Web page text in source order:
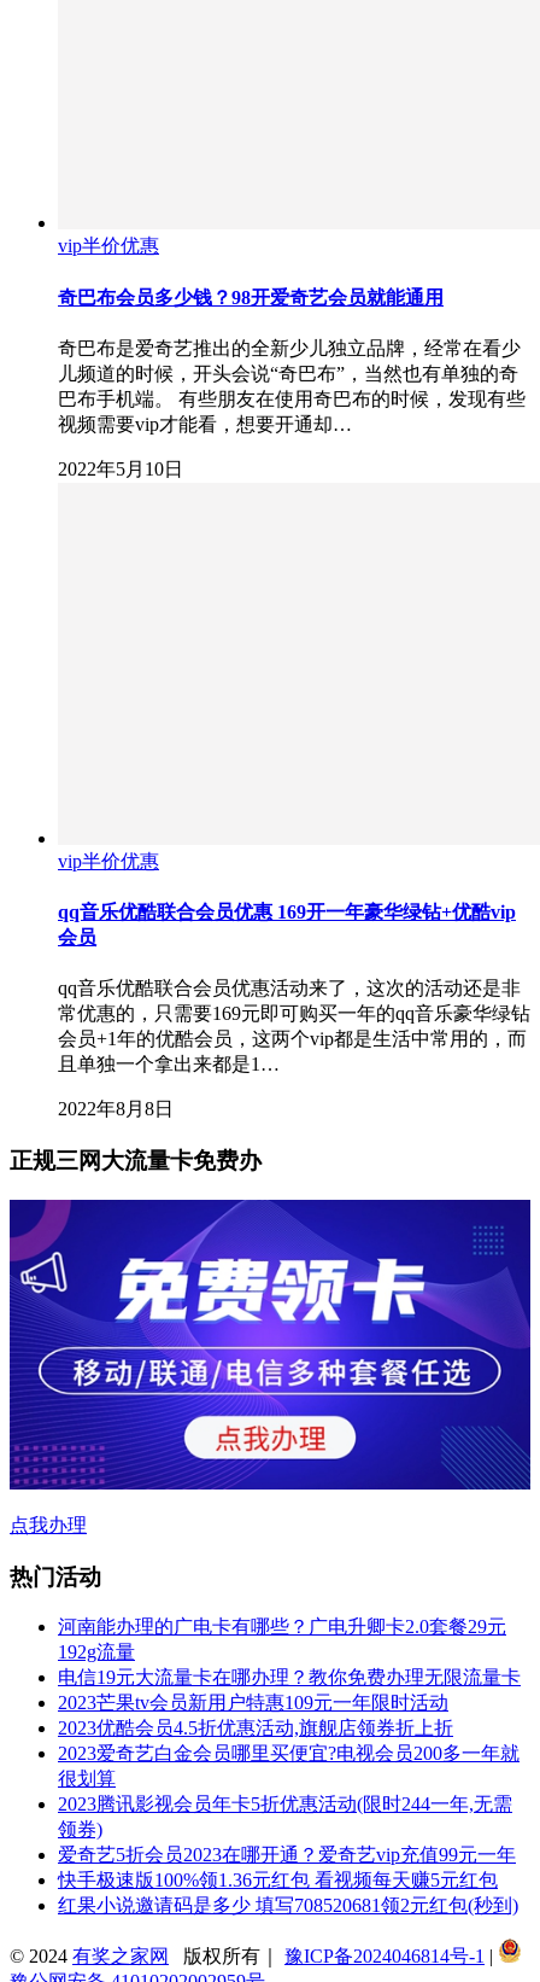
vip半价优惠
奇巴布会员多少钱？98开爱奇艺会员就能通用
奇巴布是爱奇艺推出的全新少儿独立品牌，经常在看少
儿频道的时候，开头会说“奇巴布”，当然也有单独的奇
巴布手机端。 有些朋友在使用奇巴布的时候，发现有些
视频需要vip才能看，想要开通却…
2022年5月10日
vip半价优惠
qq音乐优酷联合会员优惠 169开一年豪华绿钻+优酷vip
会员
qq音乐优酷联合会员优惠活动来了，这次的活动还是非
常优惠的，只需要169元即可购买一年的qq音乐豪华绿钻
会员+1年的优酷会员，这两个vip都是生活中常用的，而
且单独一个拿出来都是1…
2022年8月8日
正规三网大流量卡免费办
点我办理
热门活动
河南能办理的广电卡有哪些？广电升卿卡2.0套餐29元
192g流量
电信19元大流量卡在哪办理？教你免费办理无限流量卡
2023芒果tv会员新用户特惠109元一年限时活动
2023优酷会员4.5折优惠活动,旗舰店领券折上折
2023爱奇艺白金会员哪里买便宜?电视会员200多一年就
很划算
2023腾讯影视会员年卡5折优惠活动(限时244一年,无需
领券)
爱奇艺5折会员2023在哪开通？爱奇艺vip充值99元一年
快手极速版100%领1.36元红包 看视频每天赚5元红包
红果小说邀请码是多少 填写708520681领2元红包(秒到)
© 2024 有奖之家网 版权所有｜ 豫ICP备2024046814号-1 |